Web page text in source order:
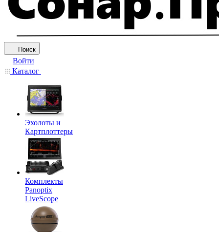
Поиск
Войти
Каталог
Эхолоты и
Картплоттеры
Комплекты
Panoptix
LiveScope